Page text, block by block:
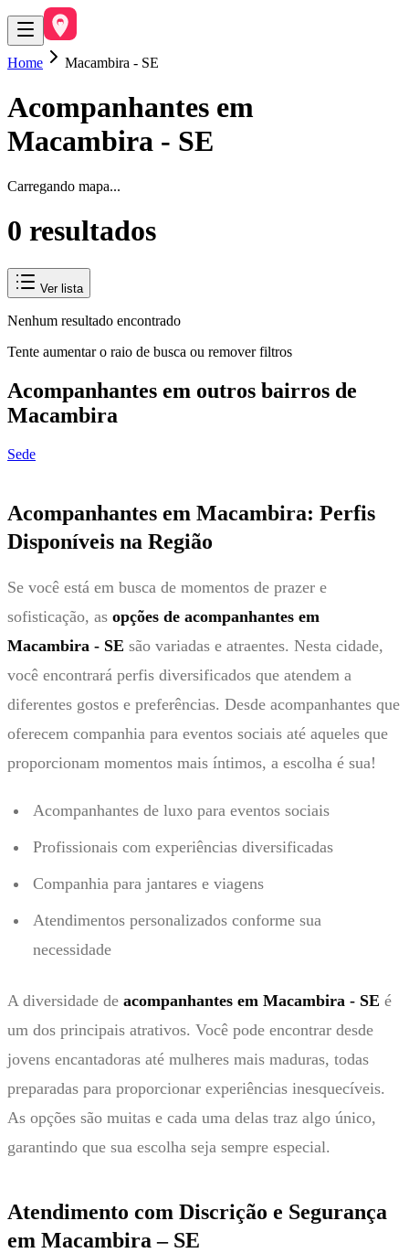
Home Macambira - SE
Acompanhantes em
Macambira - SE
Carregando mapa...
0 resultados
Ver lista
Nenhum resultado encontrado
Tente aumentar o raio de busca ou remover filtros
Acompanhantes em outros bairros de
Macambira
Sede
Acompanhantes em Macambira: Perfis
Disponíveis na Região
Se você está em busca de momentos de prazer e
sofisticação, as opções de acompanhantes em
Macambira - SE são variadas e atraentes. Nesta cidade,
você encontrará perfis diversificados que atendem a
diferentes gostos e preferências. Desde acompanhantes que
oferecem companhia para eventos sociais até aqueles que
proporcionam momentos mais íntimos, a escolha é sua!
Acompanhantes de luxo para eventos sociais
Profissionais com experiências diversificadas
Companhia para jantares e viagens
Atendimentos personalizados conforme sua
necessidade
A diversidade de acompanhantes em Macambira - SE é
um dos principais atrativos. Você pode encontrar desde
jovens encantadoras até mulheres mais maduras, todas
preparadas para proporcionar experiências inesquecíveis.
As opções são muitas e cada uma delas traz algo único,
garantindo que sua escolha seja sempre especial.
Atendimento com Discrição e Segurança
em Macambira – SE